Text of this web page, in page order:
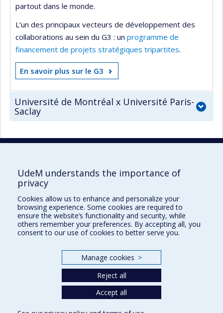
partout dans le monde.
L’un des principaux vecteurs de développement des
collaborations au sein du G3 : un programme de
financement de projets stratégiques tripartites.
En savoir plus sur le G3
Université de Montréal x Université Paris-
Saclay
UdeM international
3744, rue Jean-Brillant
Bureau 581, 5e étage
Montréal (Québec)
Canada H3T 1P1
UdeM understands the importance of
privacy
Cookies allow us to enhance and personalize your
browsing experience. Some cookies are required to
ensure the website’s functionality and security, while
others remember your preferences. By accepting all, you
consent to our use of cookies to better serve you.
Manage cookies >
Reject all
Accept all